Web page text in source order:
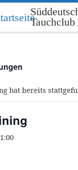
Tauchclub
hat bereits